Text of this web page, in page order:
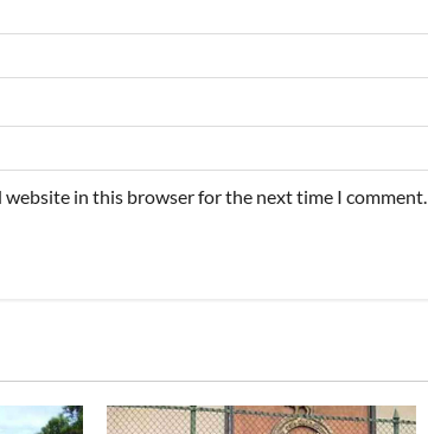
website in this browser for the next time I comment.